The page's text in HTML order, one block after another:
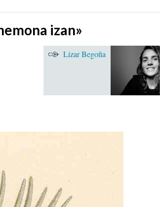
izan»
Lizar Begoña